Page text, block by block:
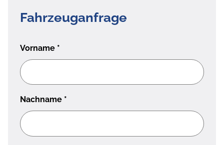
Fahrzeuganfrage
Vorname *
Nachname *